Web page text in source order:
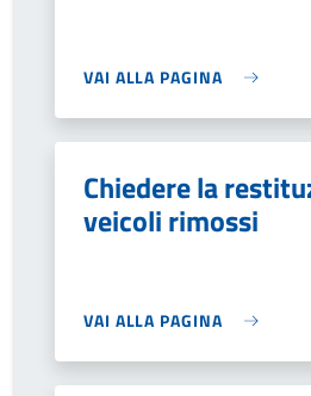
VAI ALLA PAGINA
Chiedere la
veicoli rimossi
VAI ALLA PAGINA